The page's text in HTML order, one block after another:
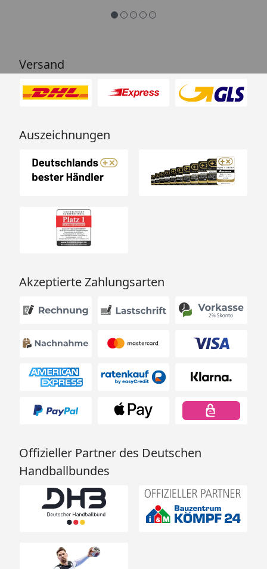
Versand
Auszeichnungen
Akzeptierte Zahlungsarten
Offizieller Partner des Deutschen
Handballbundes